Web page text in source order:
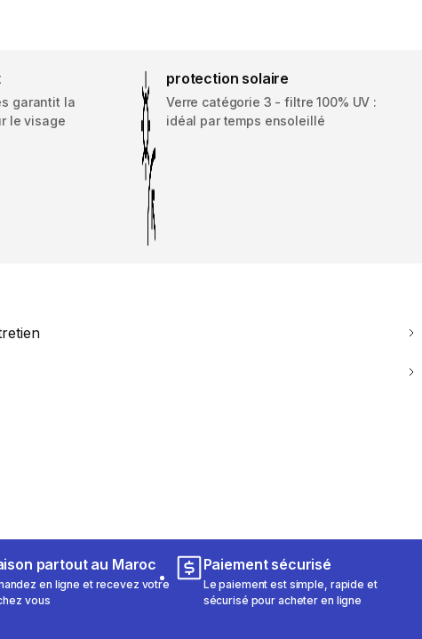
garantit la
le visage
protection solaire
Verre catégorie 3 - filtre 100% UV :
idéal par temps ensoleillé
partout au Maroc
en ligne et recevez votre
vous
Paiement sécurisé
Le paiement est simple, rapide et
sécurisé pour acheter en ligne